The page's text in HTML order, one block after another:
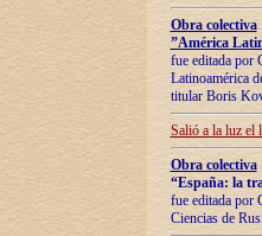
Obra colectiva
”América
fue editada por
Latinoamérica
titular Boris
Salió a la luz el
Obra colectiva
“España: la
fue editada por
Ciencias de